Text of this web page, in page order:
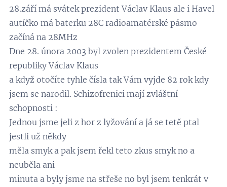
28.září má svátek prezident Václav Klaus ale i Havel
autíčko má baterku 28C radioamatérské pásmo
začíná na 28MHz
Dne 28. února 2003 byl zvolen prezidentem České
republiky Václav Klaus
a když otočíte tyhle čísla tak Vám vyjde 82 rok kdy
jsem se narodil. Schizofrenici mají zvláštní
schopnosti :
Jednou jsme jeli z hor z lyžování a já se tetě ptal
jestli už někdy
měla smyk a pak jsem řekl teto zkus smyk no a
neuběla ani
minuta a byly jsme na střeše no byl jsem tenkrát v